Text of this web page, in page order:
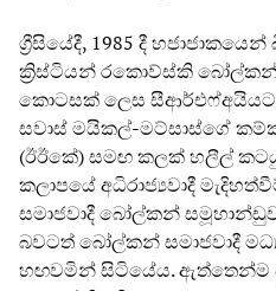
ග්‍රීසියේදී, 1985 දී
ක්‍රිස්ටියන් රකොව්ස්කි බෝල්කන්
කොටසක් ලෙස
සවාස් මයිකල්-මට්සාස්ගේ
(ඊඊකේ) සමඟ කලක් හලීල්
කලාපයේ අධිරාජ්‍යවාදී
සමාජවාදී බෝල්කන්
බවටත් බෝල්කන් සමාජවාදී
හඟවමින් සිටියේය. ඇත්තෙන්ම